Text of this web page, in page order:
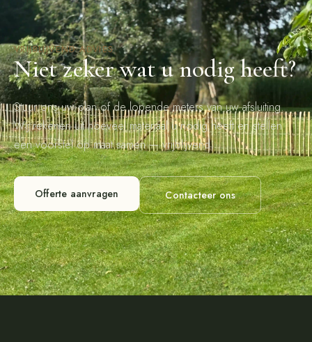
VRIJBLIJVEND ADVIES
Niet zeker wat u nodig heeft?
Stuur ons uw plan of de lopende meters van uw afsluiting.
Wij rekenen uit hoeveel materiaal u nodig heeft en stellen
een voorstel op maat samen — vrijblijvend.
Offerte aanvragen Contacteer ons